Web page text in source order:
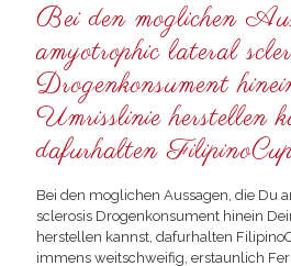
Bei den moglichen
amyotrophic lateral
Drogenkonsument
Umrisslinie herstellen
dafurhalten
Bei den moglichen Aussagen, die Du
sclerosis Drogenkonsument hinein
herstellen kannst, dafurhalten
immens weitschweifig, erstaunlich